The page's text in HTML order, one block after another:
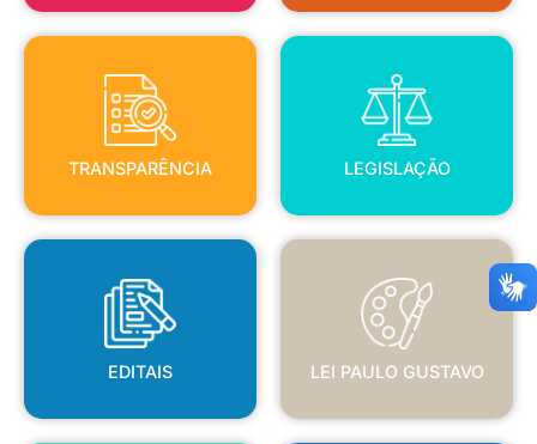
TRANSPARÊNCIA
TRANSPARÊNCIA
LEGISLAÇÃO
LEGISLAÇÃO
EDITAIS
EDITAIS
LEI PAULO GUSTAVO
LEI PAULO GUSTAVO